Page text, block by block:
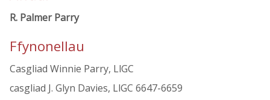
R. Palmer Parry
Ffynonellau
Casgliad Winnie Parry, LlGC
casgliad J. Glyn Davies, LlGC 6647-6659